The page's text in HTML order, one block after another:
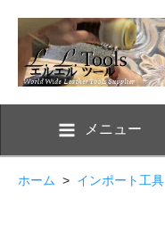
メニュー
ホーム > インポート工具